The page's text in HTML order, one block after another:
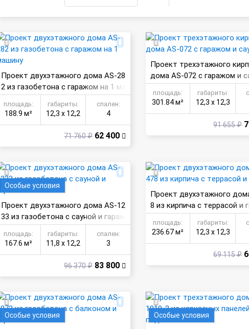
Проект двухэтажного дома AS-28
2 из газобетона с гаражом на 1 ма
шину
площадь:
188.9 м²
габариты:
12,3 х 12,2
спален:
4
71 760 ₽ 62 400
Проект трехэтажного
дома AS-072 с гаражом и
площадь:
301.84 м²
габариты:
12,3 х 12,3
91 655 ₽
Особые условия
Проект двухэтажного дома AS-12
33 из газобетона с сауной и гараж
ом
площадь:
167.6 м²
габариты:
11,8 х 12,2
спален:
3
96 370 ₽ 83 800
Проект двухэтажного
8 из кирпича с террасой и
м
площадь:
236.67 м²
габариты:
12,3 х 12,3
69 115 ₽
Особые условия Особые условия